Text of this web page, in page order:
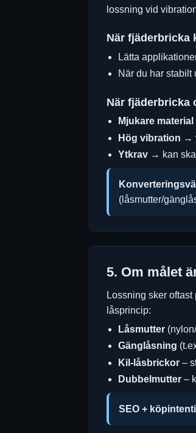
lossning vid
När fjäderbricka
Lätta
När du har stabilt
När fjäderbricka
Mjukare material
Hög vibration →
Ytkrav → kan
(låsmutter/
5. Om målet
Lossning sker oftast
låsprincip:
Låsmutter
Gänglåsning
Kil-låsbrickor –
Dubbelmutter –
SEO +